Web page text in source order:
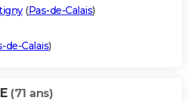
(Pas-de-Calais)
de-Calais)
(71 ans)